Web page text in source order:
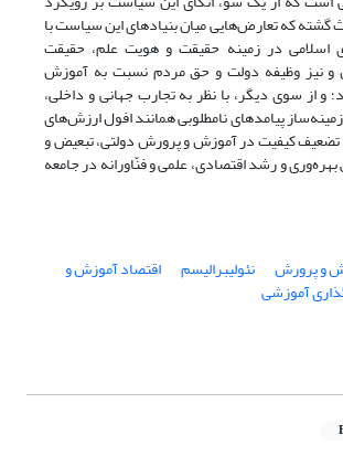
گشته که تعارض‌هایی میان بنیاد‌های این سیاست با
اسلامی در زمینه حقیقت و هویت علم، حقیقت
نیز وظیفه دولت و حق مردم نسبت به آموزش
از سوی دیگر، با نظر به تجارب جهانی و داخلی،
پیامد‌های نامطلوبی همانند افول ارزش‌های
تضعیف کیفیت در آموزش و پرورش دولتی، تبعیض و
و رشد اقتصادی، علمی و فنّاورانه در جامعه
و پرورش
نئولیبرالیسم اقتصاد آموزش و
آموزشی